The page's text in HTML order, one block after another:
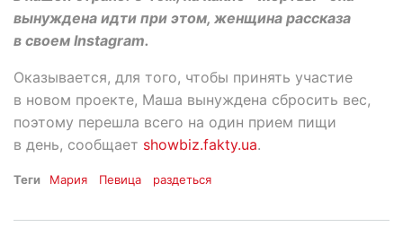
вынуждена идти при этом, женщина рассказа
в своем Instagram.
Оказывается, для того, чтобы принять участие
в новом проекте, Маша вынуждена сбросить вес,
поэтому перешла всего на один прием пищи
в день, сообщает showbiz.fakty.ua.
Теги Мария Певица раздеться